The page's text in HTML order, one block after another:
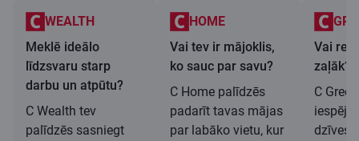
WEALTH
Meklē ideālo
līdzsvaru starp
darbu un atpūtu?
C Wealth tev
palīdzēs sasniegt
HOME
Vai tev ir mājoklis,
ko sauc par savu?
C Home palīdzēs
padarīt tavas mājas
par labāko vietu, kur
Vai
zaļāk?
C
iespēju
dzīves